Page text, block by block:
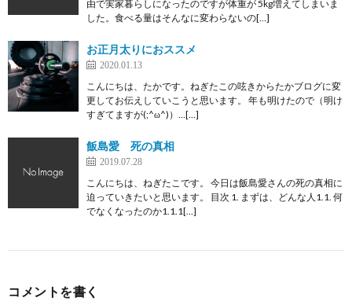
由で実家暮らしになったのですが体重が 5kg増えてしまいま
した。食べる量はそんなに変わらないの[…]
お正月太りにおススメ
2020.01.13
こんにちは、たかです。ねぎたこの呟きからたかブログに変
更してお伝えしていこうと思います。 年も明けたので（明け
すぎてますが(;^ω^)）…[…]
飯島愛 死の真相
2019.07.28
こんにちは、ねぎたこです。 今日は飯島愛さんの死の真相に
迫っていきたいと思います。 目次 1. まずは、どんな人1.1. 何
でなくなったのか1.1.1[…]
コメントを書く